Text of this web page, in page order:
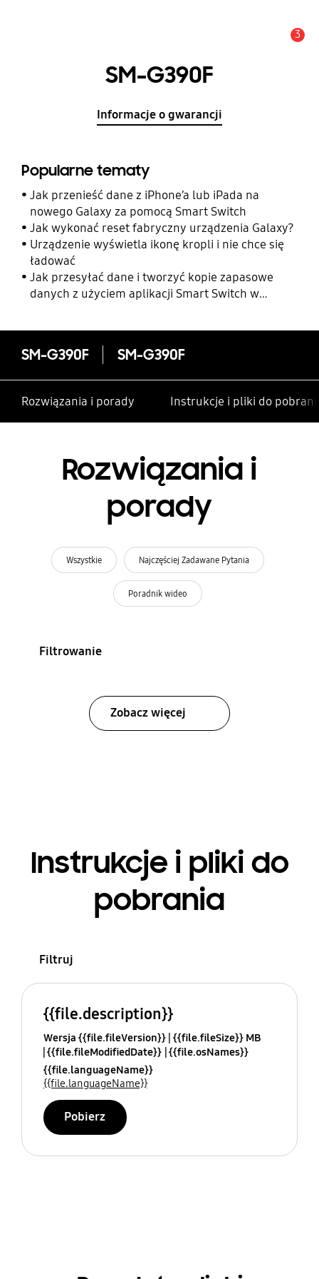
3
SM-G390F
Informacje o gwarancji
Popularne tematy
Jak przenieść dane z iPhone’a lub iPada na
nowego Galaxy za pomocą Smart Switch
Jak wykonać reset fabryczny urządzenia Galaxy?
Urządzenie wyświetla ikonę kropli i nie chce się
ładować
Jak przesyłać dane i tworzyć kopie zapasowe
danych z użyciem aplikacji Smart Switch w
SM-G390F SM-G390F
Rozwiązania i porady Instrukcje i pliki do
Rozwiązania i
porady
Wszystkie Najczęściej Zadawane Pytania
Poradnik wideo
Filtrowanie
Zobacz więcej
Instrukcje i pliki do
pobrania
Filtruj
{{file.description}}
Wersja {{file.fileVersion}} {{file.fileSize}} MB
{{file.fileModifiedDate}} {{file.osNames}}
{{file.languageName}}
{{file.languageName}}
Pobierz